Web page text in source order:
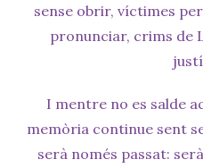
sense obrir, víctimes
pronunciar, crims de
I mentre no es salde
memòria continue sent
serà només passat: